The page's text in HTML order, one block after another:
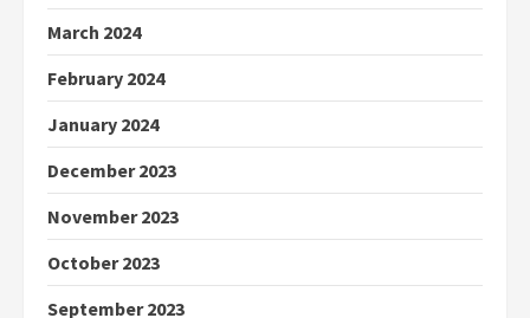
March 2024
February 2024
January 2024
December 2023
November 2023
October 2023
September 2023